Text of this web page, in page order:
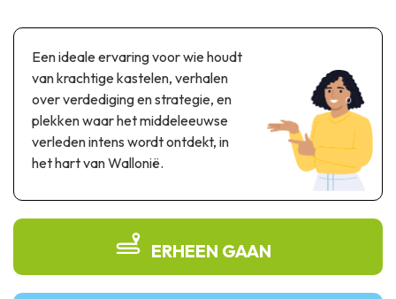
Geschiedenis
Wetenschapsparken
Auto- & spoorerfgoed
Industrieel erfgoed & architecturale kunstwerken
Herinneringstoerisme
UNESCO
Thema & recreatiepark
Recreatie- & waterpretparken
DOWNLOAD DE GIDS
Een ideale ervaring voor wie houdt
van krachtige kastelen, verhalen
over verdediging en strategie, en
plekken waar het middeleeuwse
verleden intens wordt ontdekt, in
het hart van Wallonië.
ERHEEN GAAN